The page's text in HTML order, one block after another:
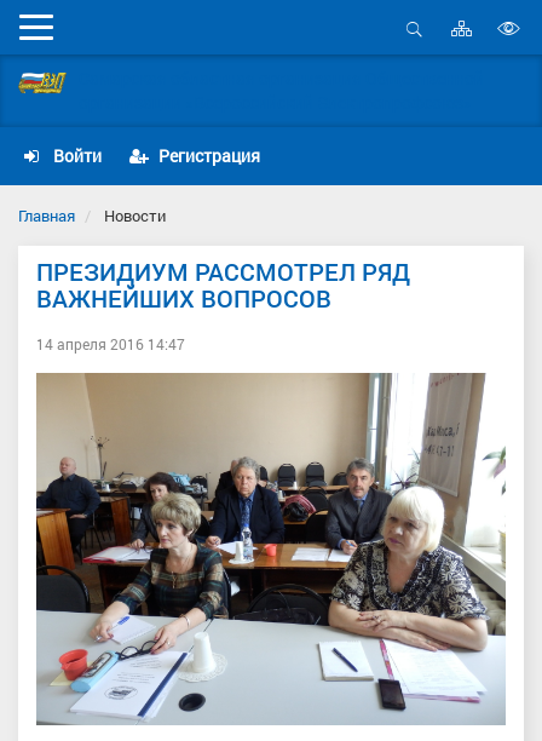
Мобильное
меню
Открыть
Карта
сайта
Войти Регистрация
Главная Новости
ПРЕЗИДИУМ РАССМОТРЕЛ РЯД
ВАЖНЕЙШИХ ВОПРОСОВ
14 апреля 2016 14:47